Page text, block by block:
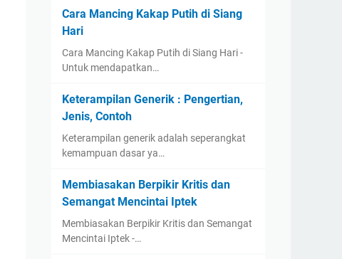
Cara Mancing Kakap Putih di Siang
Hari
Cara Mancing Kakap Putih di Siang Hari -
Untuk mendapatkan…
Keterampilan Generik : Pengertian,
Jenis, Contoh
Keterampilan generik adalah seperangkat
kemampuan dasar ya…
Membiasakan Berpikir Kritis dan
Semangat Mencintai Iptek
Membiasakan Berpikir Kritis dan Semangat
Mencintai Iptek -…